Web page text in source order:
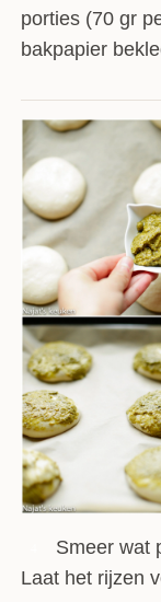
porties (70 gr
bakpapier
Smeer wat
Laat het rijzen